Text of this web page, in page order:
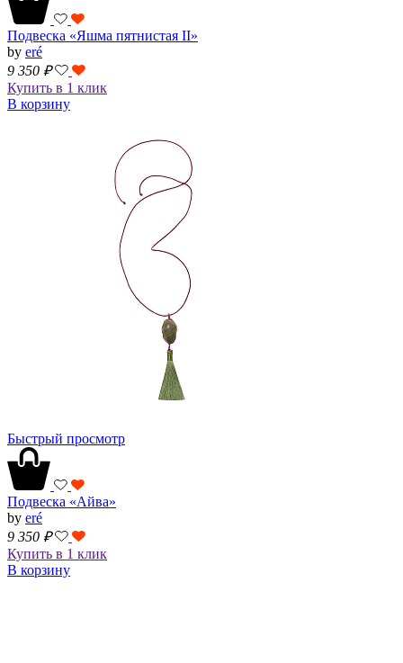
Подвеска «Яшма пятнистая II»
by eré
9 350 ₽
Купить в 1 клик
В корзину
Быстрый просмотр
Подвеска «Айва»
by eré
9 350 ₽
Купить в 1 клик
В корзину